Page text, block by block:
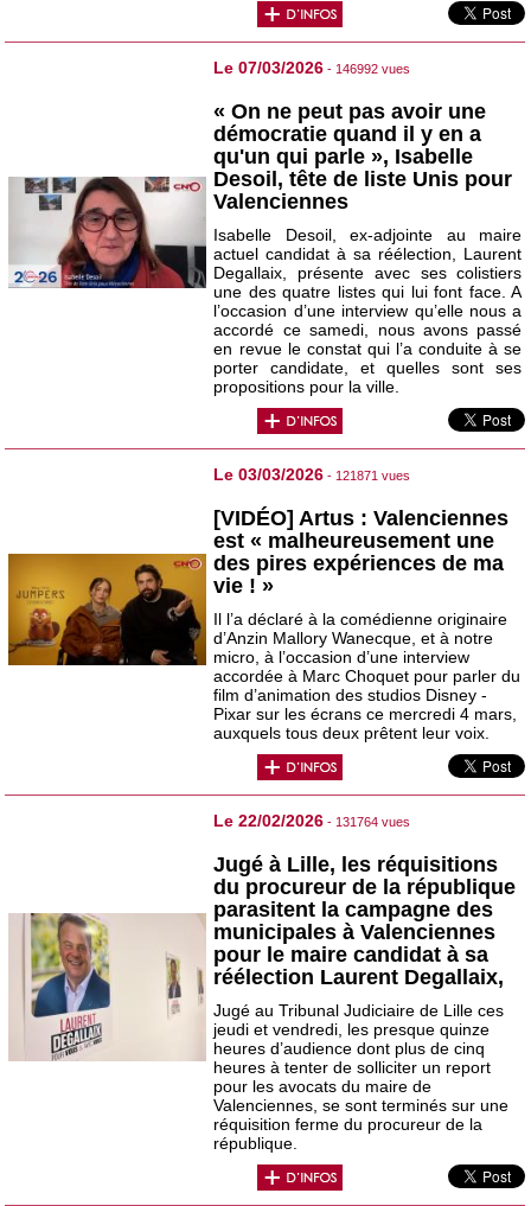
Le 07/03/2026 - 146992 vues
« On ne peut pas avoir une
démocratie quand il y en a
qu'un qui parle », Isabelle
Desoil, tête de liste Unis pour
Valenciennes
Isabelle Desoil, ex-adjointe au maire
actuel candidat à sa réélection, Laurent
Degallaix, présente avec ses colistiers
une des quatre listes qui lui font face. A
l’occasion d’une interview qu’elle nous a
accordé ce samedi, nous avons passé
en revue le constat qui l’a conduite à se
porter candidate, et quelles sont ses
propositions pour la ville.
Le 03/03/2026 - 121871 vues
[VIDÉO] Artus : Valenciennes
est « malheureusement une
des pires expériences de ma
vie ! »
Il l’a déclaré à la comédienne originaire
d’Anzin Mallory Wanecque, et à notre
micro, à l’occasion d’une interview
accordée à Marc Choquet pour parler du
film d’animation des studios Disney -
Pixar sur les écrans ce mercredi 4 mars,
auxquels tous deux prêtent leur voix.
Le 22/02/2026 - 131764 vues
Jugé à Lille, les réquisitions
du procureur de la république
parasitent la campagne des
municipales à Valenciennes
pour le maire candidat à sa
réélection Laurent Degallaix,
Jugé au Tribunal Judiciaire de Lille ces
jeudi et vendredi, les presque quinze
heures d’audience dont plus de cinq
heures à tenter de solliciter un report
pour les avocats du maire de
Valenciennes, se sont terminés sur une
réquisition ferme du procureur de la
république.